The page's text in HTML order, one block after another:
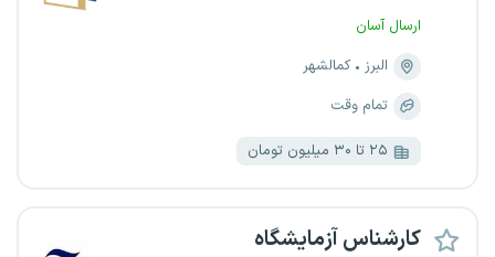
ارسال آسان
البرز
کمالشهر
تمام وقت
۲۵ تا ۳۰ میلیون تومان
کارشناس آزمایشگاه